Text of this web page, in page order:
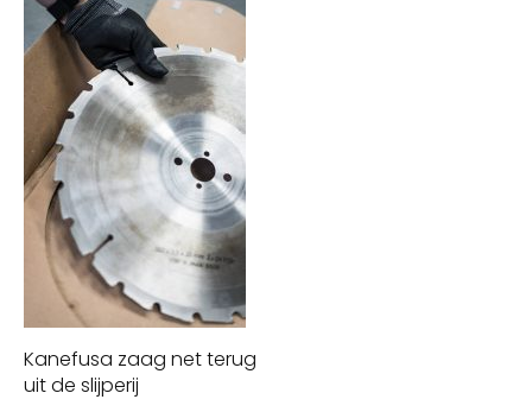
Kanefusa zaag net terug
uit de slijperij